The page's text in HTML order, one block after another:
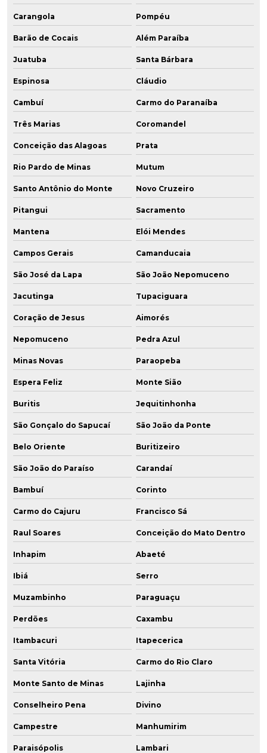
Carangola Pompéu
Barão de Cocais Além Paraíba
Juatuba Santa Bárbara
Espinosa Cláudio
Cambuí Carmo do Paranaíba
Três Marias Coromandel
Conceição das Alagoas Prata
Rio Pardo de Minas Mutum
Santo Antônio do Monte Novo Cruzeiro
Pitangui Sacramento
Mantena Elói Mendes
Campos Gerais Camanducaia
São José da Lapa São João Nepomuceno
Jacutinga Tupaciguara
Coração de Jesus Aimorés
Nepomuceno Pedra Azul
Minas Novas Paraopeba
Espera Feliz Monte Sião
Buritis Jequitinhonha
São Gonçalo do Sapucaí São João da Ponte
Belo Oriente Buritizeiro
São João do Paraíso Carandaí
Bambuí Corinto
Carmo do Cajuru Francisco Sá
Raul Soares Conceição do Mato Dentro
Inhapim Abaeté
Ibiá Serro
Muzambinho Paraguaçu
Perdões Caxambu
Itambacuri Itapecerica
Santa Vitória Carmo do Rio Claro
Monte Santo de Minas Lajinha
Conselheiro Pena Divino
Campestre Manhumirim
Paraisópolis Lambari